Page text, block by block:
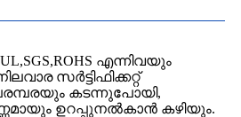
എന്നിവയും
സർട്ടിഫിക്കറ്റ്
കടന്നുപോയി,
ഉറപ്പുനൽകാൻ കഴിയും.